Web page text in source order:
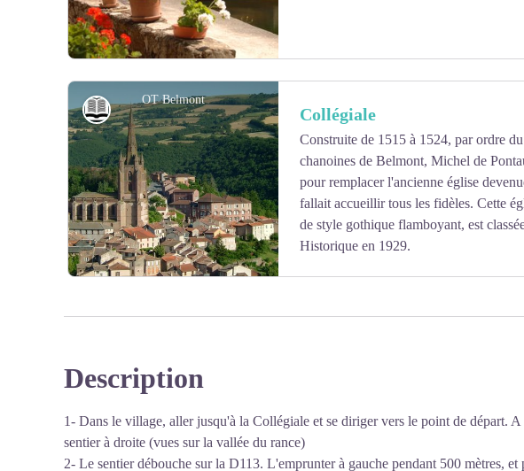
Voir l'image en plein écran
OT Belmont
Voir l'image en plein écran
Histoire et patrimoine Collégiale
Construite de 1515 à 1524, par ordre
chanoines de Belmont, Michel de
pour remplacer l'ancienne église
fallait accueillir tous les fidèles. Cette
de style gothique flamboyant, est
Historique en 1929.
Description
1- Dans le village, aller jusqu'à la Collégiale et se diriger vers le point de départ.
sentier à droite (vues sur la vallée du rance)
2- Le sentier débouche sur la D113. L'emprunter à gauche pendant 500 mètres, et